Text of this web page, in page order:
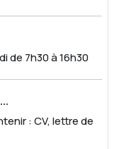
de 7h30 à 16h30
: CV, lettre de